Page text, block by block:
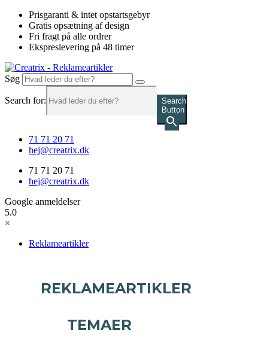
Videre
indhold
Prisgaranti & intet opstartsgebyr
Gratis opsætning af design
Fri fragt på alle ordrer
Ekspreslevering på 48 timer
Søg
Search for:
Search
Button
71 71 20 71
hej@creatrix.dk
71 71 20 71
hej@creatrix.dk
Google anmeldelser
5.0
×
Reklameartikler
REKLAMEARTIKLER
TEMAER